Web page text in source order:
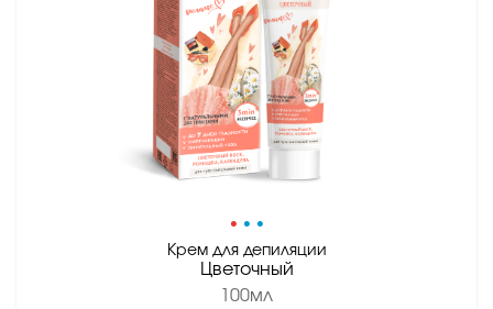
• • •
Крем для депиляции
Цветочный
100мл